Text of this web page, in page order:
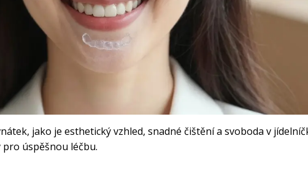
jako je esthetický vzhled, snadné čištění a svoboda v
úspěšnou léčbu.